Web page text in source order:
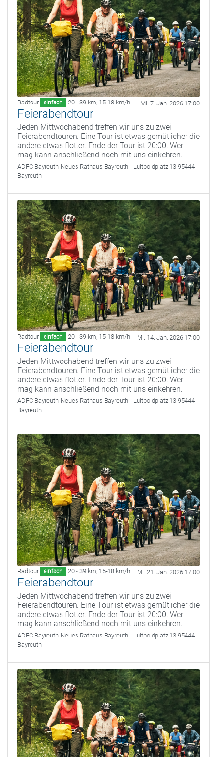
Radtour einfach 20 - 39 km, 15-18 km/h Mi. 7. Jan. 2026 17:00
Feierabendtour
Jeden Mittwochabend treffen wir uns zu zwei
Feierabendtouren. Eine Tour ist etwas gemütlicher die
andere etwas flotter. Ende der Tour ist 20:00. Wer
mag kann anschließend noch mit uns einkehren.
ADFC Bayreuth Neues Rathaus Bayreuth - Luitpoldplatz 13 95444
Bayreuth
Radtour einfach 20 - 39 km, 15-18 km/h Mi. 14. Jan. 2026 17:00
Feierabendtour
Jeden Mittwochabend treffen wir uns zu zwei
Feierabendtouren. Eine Tour ist etwas gemütlicher die
andere etwas flotter. Ende der Tour ist 20:00. Wer
mag kann anschließend noch mit uns einkehren.
ADFC Bayreuth Neues Rathaus Bayreuth - Luitpoldplatz 13 95444
Bayreuth
Radtour einfach 20 - 39 km, 15-18 km/h Mi. 21. Jan. 2026 17:00
Feierabendtour
Jeden Mittwochabend treffen wir uns zu zwei
Feierabendtouren. Eine Tour ist etwas gemütlicher die
andere etwas flotter. Ende der Tour ist 20:00. Wer
mag kann anschließend noch mit uns einkehren.
ADFC Bayreuth Neues Rathaus Bayreuth - Luitpoldplatz 13 95444
Bayreuth